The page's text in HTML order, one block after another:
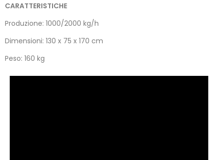
CARATTERISTICHE
Produzione: 1000/2000 kg/h
Dimensioni: 130 x 75 x 170 cm
Peso: 160 kg